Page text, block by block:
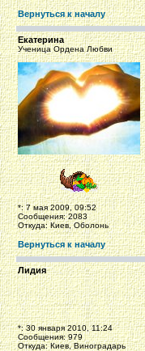
Вернуться к началу
Екатерина
Ученица Ордена Любви
*: 7 мая 2009, 09:52
Сообщения: 2083
Откуда: Киев, Оболонь
Вернуться к началу
Лидия
*: 30 января 2010, 11:24
Сообщения: 979
Откуда: Киев, Виноградарь